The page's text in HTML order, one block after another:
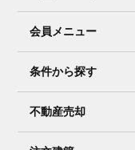
会員メニュー
条件から探す
不動産売却